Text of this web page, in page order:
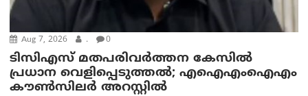
Aug 7, 2026 . 0
ടിസിഎസ് മതപരിവർത്തന കേസിൽ
പ്രധാന വെളിപ്പെടുത്തൽ; എഐഎംഐഎം
കൗൺസിലർ അറസ്റ്റിൽ